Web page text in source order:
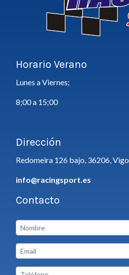
Horario Verano
Lunes a Viernes;
8;00 a 15;00
Dirección
Redomeira 126 bajo, 36206, Vigo
info@racingsport.es
Contacto